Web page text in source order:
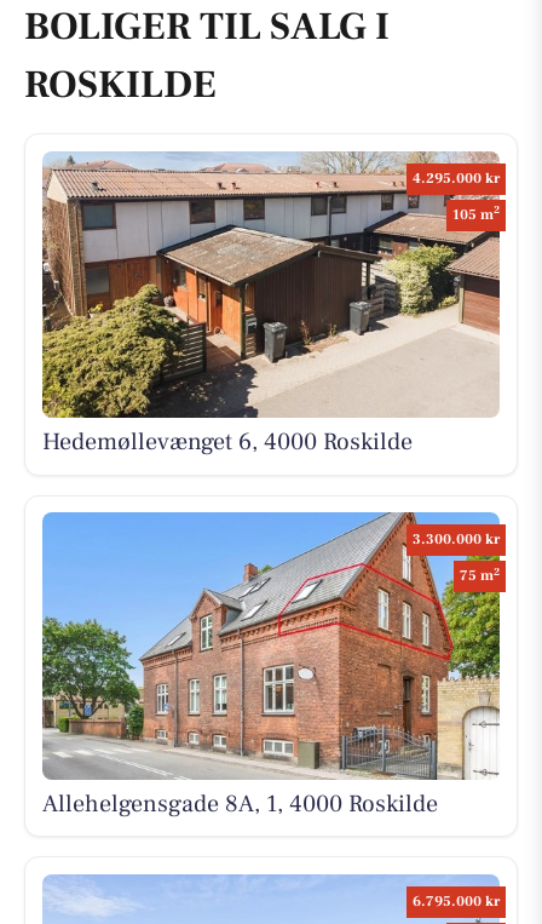
BOLIGER TIL SALG I
ROSKILDE
4.295.000 kr
105 m2
Hedemøllevænget 6, 4000 Roskilde
3.300.000 kr
75 m2
Allehelgensgade 8A, 1, 4000 Roskilde
6.795.000 kr